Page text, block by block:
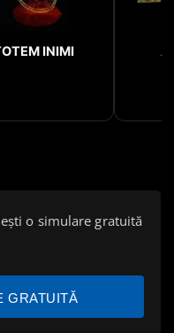
INIMI
o simulare gratuită
GRATUITĂ